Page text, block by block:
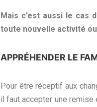
Mais c’est aussi le cas
toute nouvelle activité ou
APPRÉHENDER LE
Pour être réceptif aux
il faut accepter une remise